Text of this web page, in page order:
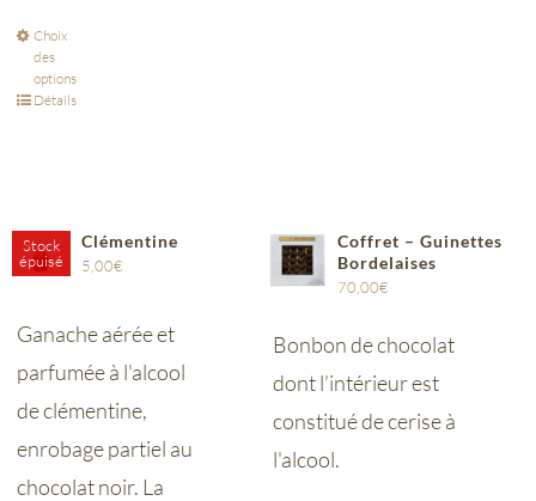
Choix
des
options
Détails
Stock
épuisé
Clémentine
5,00€
Ganache aérée et
parfumée à l'alcool
de clémentine,
enrobage partiel au
chocolat noir. La
Coffret – Guinettes
Bordelaises
70,00€
Bonbon de chocolat
dont l’intérieur est
constitué de cerise à
l'alcool.